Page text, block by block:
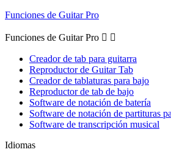
Funciones de Guitar Pro
Funciones de Guitar Pro  
Creador de tab para guitarra
Reproductor de Guitar Tab
Creador de tablaturas para bajo
Reproductor de tab de bajo
Software de notación de batería
Software de notación de partituras
Software de transcripción musical
Idiomas